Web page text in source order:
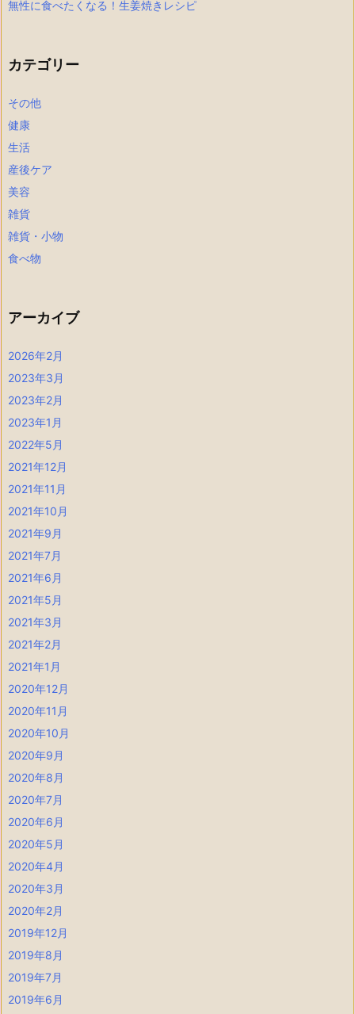
無性に食べたくなる！生姜焼きレシピ
カテゴリー
その他
健康
生活
産後ケア
美容
雑貨
雑貨・小物
食べ物
アーカイブ
2026年2月
2023年3月
2023年2月
2023年1月
2022年5月
2021年12月
2021年11月
2021年10月
2021年9月
2021年7月
2021年6月
2021年5月
2021年3月
2021年2月
2021年1月
2020年12月
2020年11月
2020年10月
2020年9月
2020年8月
2020年7月
2020年6月
2020年5月
2020年4月
2020年3月
2020年2月
2019年12月
2019年8月
2019年7月
2019年6月